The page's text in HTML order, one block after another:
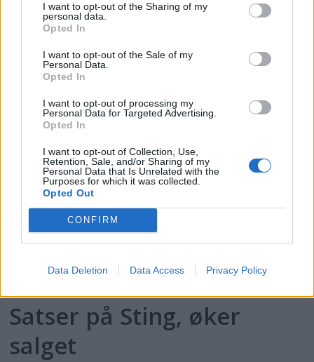
I want to opt-out of the Sharing of my
personal data.
Opted In
I want to opt-out of the Sale of my
Personal Data.
Opted In
I want to opt-out of processing my
Personal Data for Targeted Advertising.
Opted In
I want to opt-out of Collection, Use,
Retention, Sale, and/or Sharing of my
Personal Data that Is Unrelated with the
Purposes for which it was collected.
Opted Out
CONFIRM
Data Deletion Data Access Privacy Policy
PLUS
Motorbåtdefilering i Risør
PLUS
Satser på Sting, øker
salget